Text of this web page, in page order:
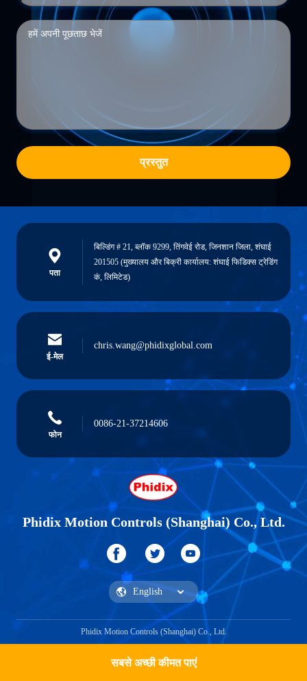
सबसे अच्छी कीमत पाएं
प्रस्तुत
पता
बिल्डिंग # 21, ब्लॉक 9299, तिंगवेई रोड, जिनशान जिला, शंघाई
201505 (मुख्यालय और बिक्री कार्यालय: शंघाई फिडिक्स ट्रेडिंग
कं, लिमिटेड)
ई-मेल
chris.wang@phidixglobal.com
फोन
0086-21-37214606
Phidix Motion Controls (Shanghai) Co., Ltd.
Phidix Motion Controls (Shanghai) Co., Ltd.
एक उद्धरण प्राप्त करें